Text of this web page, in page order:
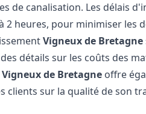
de canalisation. Les délais
2 heures, pour minimiser les
Vigneux de Bretagne
détails sur les coûts des
Vigneux de Bretagne offre
clients sur la qualité de son